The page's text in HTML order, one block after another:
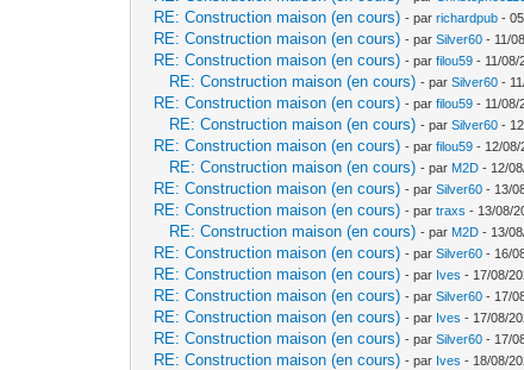
RE: Construction maison (en cours) - parrichardpub -
RE: Construction maison (en cours) - parSilver60 - 11/
RE: Construction maison (en cours) - parfilou59 - 11/08/
RE: Construction maison (en cours) - parSilver60 -
RE: Construction maison (en cours) - parfilou59 - 11/08/
RE: Construction maison (en cours) - parSilver60 -
RE: Construction maison (en cours) - parfilou59 - 12/08/
RE: Construction maison (en cours) - par M2D - 12/
RE: Construction maison (en cours) - parSilver60 - 13/
RE: Construction maison (en cours) - partraxs - 13/08/
RE: Construction maison (en cours) - par M2D - 13/
RE: Construction maison (en cours) - parSilver60 - 16/
RE: Construction maison (en cours) - par Ives - 17/08/
RE: Construction maison (en cours) - parSilver60 - 17/
RE: Construction maison (en cours) - par Ives - 17/08/
RE: Construction maison (en cours) - parSilver60 - 17/
RE: Construction maison (en cours) - par Ives - 18/08/